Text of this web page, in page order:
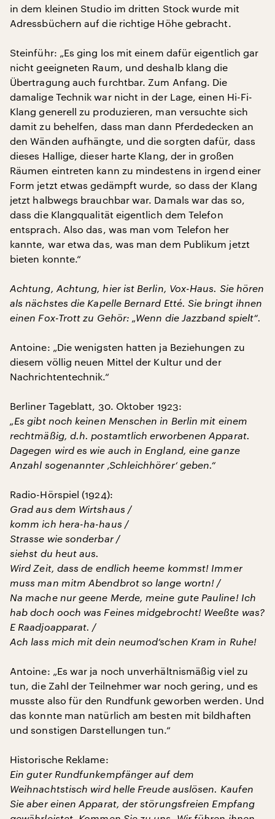
in dem kleinen Studio im dritten Stock wurde mit
Adressbüchern auf die richtige Höhe gebracht.
Steinführ: „Es ging los mit einem dafür eigentlich gar
nicht geeigneten Raum, und deshalb klang die
Übertragung auch furchtbar. Zum Anfang. Die
damalige Technik war nicht in der Lage, einen Hi-Fi-
Klang generell zu produzieren, man versuchte sich
damit zu behelfen, dass man dann Pferdedecken an
den Wänden aufhängte, und die sorgten dafür, dass
dieses Hallige, dieser harte Klang, der in großen
Räumen eintreten kann zu mindestens in irgend einer
Form jetzt etwas gedämpft wurde, so dass der Klang
jetzt halbwegs brauchbar war. Damals war das so,
dass die Klangqualität eigentlich dem Telefon
entsprach. Also das, was man vom Telefon her
kannte, war etwa das, was man dem Publikum jetzt
bieten konnte.“
Achtung, Achtung, hier ist Berlin, Vox-Haus. Sie hören
als nächstes die Kapelle Bernard Etté. Sie bringt ihnen
einen Fox-Trott zu Gehör: „Wenn die Jazzband spielt“.
Antoine: „Die wenigsten hatten ja Beziehungen zu
diesem völlig neuen Mittel der Kultur und der
Nachrichtentechnik.“
Berliner Tageblatt, 30. Oktober 1923:
„Es gibt noch keinen Menschen in Berlin mit einem
rechtmäßig, d.h. postamtlich erworbenen Apparat.
Dagegen wird es wie auch in England, eine ganze
Anzahl sogenannter ‚Schleichhörer‘ geben.“
Radio-Hörspiel (1924):
Grad aus dem Wirtshaus /
komm ich hera-ha-haus /
Strasse wie sonderbar /
siehst du heut aus.
Wird Zeit, dass de endlich heeme kommst! Immer
muss man mitm Abendbrot so lange wortn! /
Na mache nur geene Merde, meine gute Pauline! Ich
hab doch ooch was Feines midgebrocht! Weeßte was?
E Raadjoapparat. /
Ach lass mich mit dein neumod‘schen Kram in Ruhe!
Antoine: „Es war ja noch unverhältnismäßig viel zu
tun, die Zahl der Teilnehmer war noch gering, und es
musste also für den Rundfunk geworben werden. Und
das konnte man natürlich am besten mit bildhaften
und sonstigen Darstellungen tun.“
Historische Reklame:
Ein guter Rundfunkempfänger auf dem
Weihnachtstisch wird helle Freude auslösen. Kaufen
Sie aber einen Apparat, der störungsfreien Empfang